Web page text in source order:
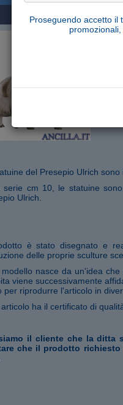
Proseguendo accetto il
Pecora
del Presepio Ulrich
serie cm 10, le statuine
Ulrich.
è stato disegnato e
delle proprie sculture
modello nasce da un'idea
viene successivamente
per riprodurre l'articolo in
ha il certificato di
il cliente che la ditta
che il prodotto